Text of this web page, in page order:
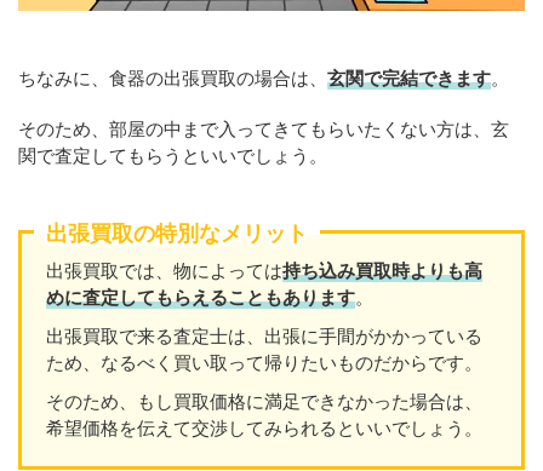
ちなみに、食器の出張買取の場合は、 玄関で完結できます。
そのため、部屋の中まで入ってきてもらいたくない方は、玄
関で査定してもらうといいでしょう。
出張買取の特別なメリット
出張買取では、物によっては持ち込み買取時よりも高
めに査定してもらえることもあります。
出張買取で来る査定士は、出張に手間がかかっている
ため、なるべく買い取って帰りたいものだからです。
そのため、もし買取価格に満足できなかった場合は、
希望価格を伝えて交渉してみられるといいでしょう。